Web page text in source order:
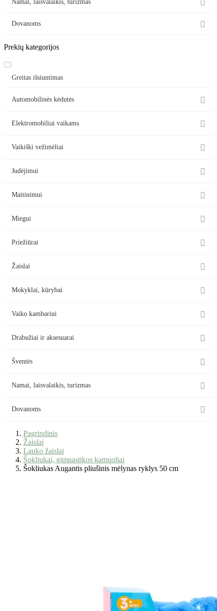
Namai, laisvalaikis, turizmas 
Dovanoms 
Prekių kategorijos
Greitas išsiuntimas
Automobilinės kėdutės 
Elektromobiliai vaikams 
Vaikiški vežimėliai 
Judėjimui 
Maitinimui 
Miegui 
Priežiūrai 
Žaislai 
Mokyklai, kūrybai 
Vaiko kambariui 
Drabužiai ir aksesuarai 
Šventės 
Namai, laisvalaikis, turizmas 
Dovanoms 
Pagrindinis
Žaislai
Lauko žaislai
Šokliukai, gimnastikos kamuoliai
Šokliukas Augantis pliušinis mėlynas ryklys 50 cm